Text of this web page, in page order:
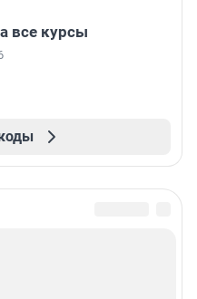
все курсы